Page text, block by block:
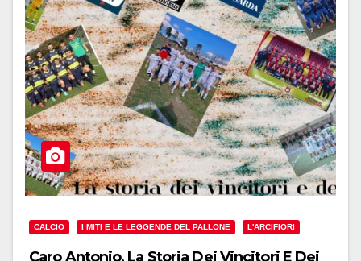
CALCIO I MITI E LE LEGGENDE DEL PALLONE L'ARCIFIORI
Caro Antonio, La Storia Dei Vincitori E Dei